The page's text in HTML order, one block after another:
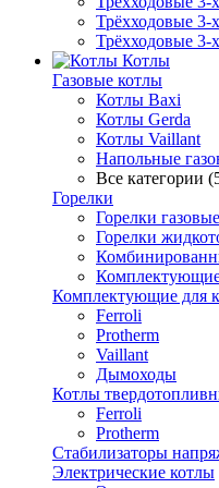
Трёхходовые 3-
Трёхходовые 3-
Котлы
Газовые котлы
Котлы Baxi
Котлы Gerda
Котлы Vaillant
Напольные
Все категории
Горелки
Горелки газовые
Горелки
Комплектующие для
Ferroli
Protherm
Vaillant
Дымоходы
Котлы
Ferroli
Protherm
Стабилизаторы
Электрические котлы